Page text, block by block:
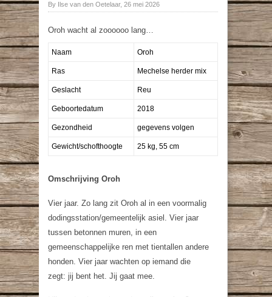
By Ilse van den Oetelaar, 26 mei 2026
Oroh wacht al zoooooo lang…
Naam Oroh
Ras Mechelse herder mix
Geslacht Reu
Geboortedatum 2018
Gezondheid gegevens volgen
Gewicht/schofthoogte 25 kg, 55 cm
Omschrijving Oroh
Vier jaar. Zo lang zit Oroh al in een voormalig
dodingsstation/gemeentelijk asiel. Vier jaar
tussen betonnen muren, in een
gemeenschappelijke ren met tientallen andere
honden. Vier jaar wachten op iemand die
zegt: jij bent het. Jij gaat mee.